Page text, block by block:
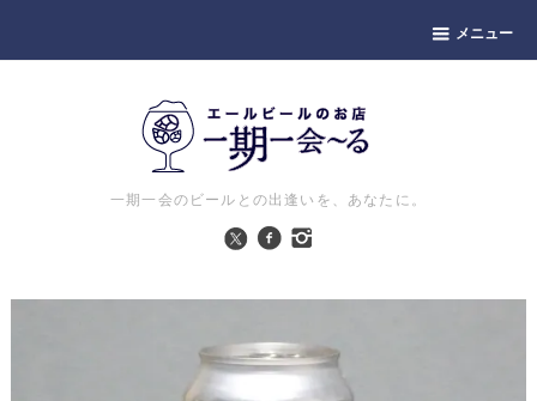
メニュー
一期一会のビールとの出逢いを、あなたに。